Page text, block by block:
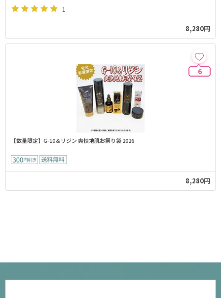
1
8,280円
6
【数量限定】G-10＆リジン 爽快地肌お祭り袋 2026
8,280円